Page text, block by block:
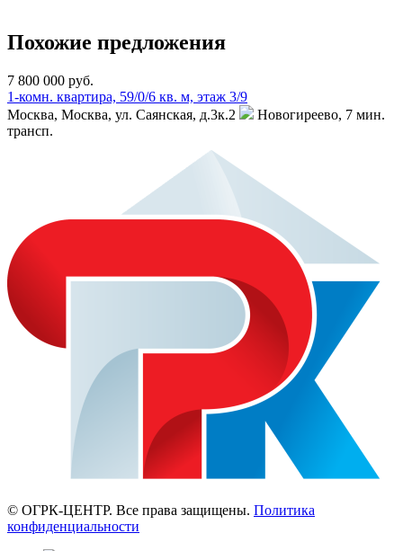
Похожие предложения
7 800 000 руб.
1-комн. квартира, 59/0/6 кв. м, этаж 3/9
Москва, Москва, ул. Саянская, д.3к.2
Новогиреево, 7 мин.
трансп.
© ОГРК-ЦЕНТР. Все права защищены. Политика
конфиденциальности